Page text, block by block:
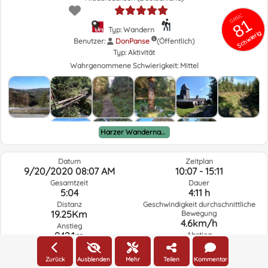
GRSIC
81
Schwierig
Typ: Wandern
Benutzer:
DonPanse
(Öffentlich)
Typ: Aktivität
Wahrgenommene Schwierigkeit: Mittel
Harzer Wandernadel
Datum
9/20/2020 08:07 AM
Gesamtzeit
5:04
Distanz
19.25Km
Anstieg
942.1m
Zeitplan
10:07 - 15:11
Dauer
4:11 h
Geschwindigkeit durchschnittliche
Bewegung
4.6km/h
Abstieg
-955.5m
Zurück Ausblenden Mehr Teilen Kommentar